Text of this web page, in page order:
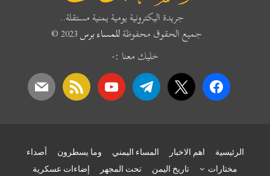
جريدة اليكترونية يومية يمنية مستقلة..
جميع الحقوق محفوظةللمساء برس
خليك معنا :-
facebook
x
telegram
youtube
rss
mail
الرئيسية اهم الاخبار المساء اليمني وما يسطرون
أصداء
مختارات
تاريخ اليمن تحت المجهر إضاءات عسكرية